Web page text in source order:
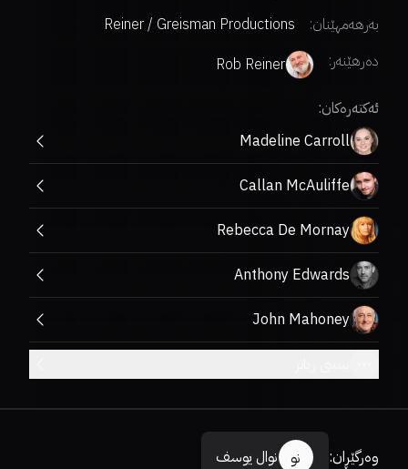
بەرهەمهێنان:
Reiner / Greisman Productions
دەرهێنەر:
Rob Reiner
ئەکتەرەکان:
Madeline Carroll
Callan McAuliffe
Rebecca De Mornay
Anthony Edwards
John Mahoney
وەرگێڕان: نو نوال یوسف